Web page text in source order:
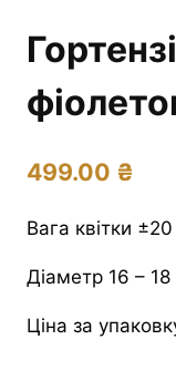
499.00 ₴
Вага квітки ±20
Діаметр 16 –
Ціна за